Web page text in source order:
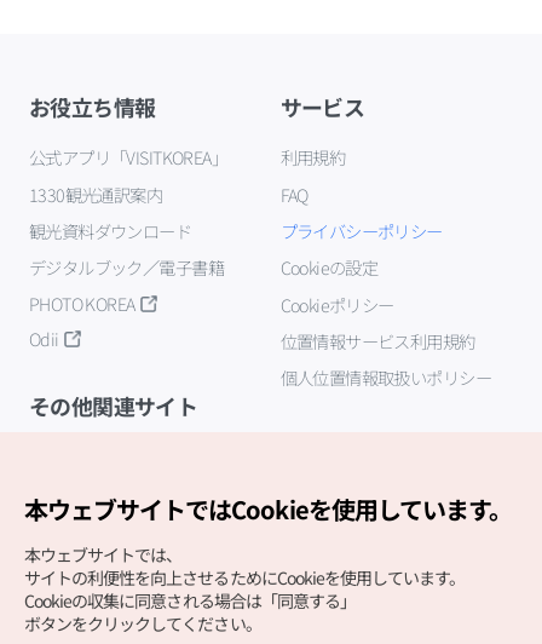
お役立ち情報
公式アプリ「VISITKOREA」
1330観光通訳案内
観光資料ダウンロード
デジタルブック／電子書籍
PHOTO KOREA
Odii
サービス
利用規約
FAQ
プライバシーポリシー
Cookieの設定
Cookieポリシー
位置情報サービス利用規約
個人位置情報取扱いポリシー
その他関連サイト
本ウェブサイトではCookieを使用しています。
本ウェブサイトでは、
サイトの利便性を向上させるためにCookieを使用しています。
Cookieの収集に同意される場合は「同意する」
ボタンをクリックしてください。